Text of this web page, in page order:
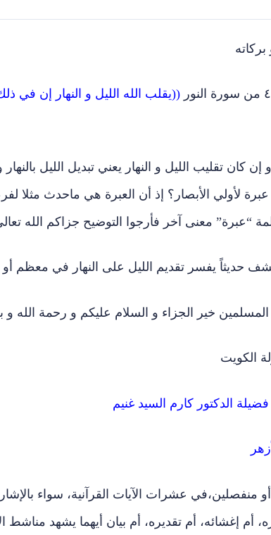
((يقلب الله الليل و النهار إن في
إن كان تقليب الليل و النهار يعني تبديل الليل
لأولي الأبصار؟ إذ أن العبرة هي ماحدث مثلا
“عبرة” معنى آخر فأرجوا التوضيح جزاكم الله
يفسر تقديم الليل على النهار في معظم أو
خير الجزاء و السلام عليكم و رحمة الله و
الكويت
الدكتور كارم السيد غنيم
منفصلين،في عشرات الآيات القرآنية، سواء
أم إغشائه، أم تقديره، أم بيان أيهما يشهد مناشط